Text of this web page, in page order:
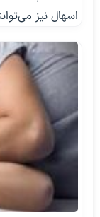
اسهال نیز